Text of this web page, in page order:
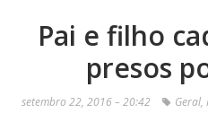
Pai e filho
presos
setembro 22, 2016 – 20:42 Geral,